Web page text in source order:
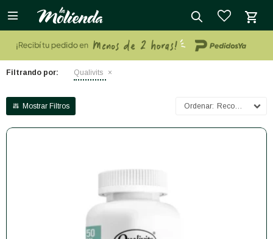

Filtrando por: Qualivits
Recomendados